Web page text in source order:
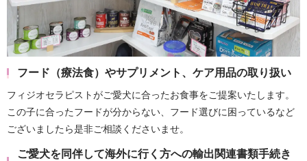
フード（療法食）やサプリメント、ケア用品の取り扱い
フィジオセラピストがご愛犬に合ったお食事をご提案いたします。
この子に合ったフードが分からない、フード選びに困っているなど
ございましたら是非ご相談くださいませ。
ご愛犬を同伴して海外に行く方への輸出関連書類手続き